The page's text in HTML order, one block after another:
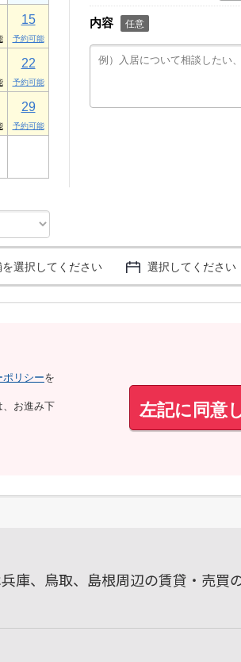
15
22
29
内容 任意
を選択してください 選択してください
ポリシーを
、お進み下
左記に同意
庫、鳥取、島根周辺の賃貸・売買